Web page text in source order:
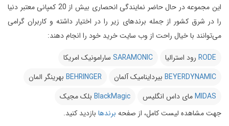
این مجموعه در حال حاضر نمایندگی انحصاری بیش از 20 کمپانی معتبر دنیا
را در شرق کشور از جمله برندهای زیر را در اختیار داشته و کاربران گرامی
می‌توانند با خیال راحت از وب سایت خرید خود را انجام دهند:
RODE رود استرالیا SARAMONIC سارامونیک امریکا
BEYERDYNAMIC بیرداینامیک آلمان BEHRINGER بهرینگر المان
MIDASمای داس انگلیس BlackMagic بلک مجیک
جهت مشاهده لیست کامل، از صفحه برندها بازدید کنید.